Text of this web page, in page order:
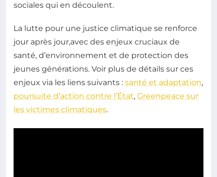
sociales qui en découlent.
La lutte pour une justice climatique se renforce
jour après jour,avec des enjeux cruciaux de
santé, d’environnement et de protection des
jeunes générations. Voir plus de détails sur ces
enjeux via les liens suivants : santé et adaptation,
poursuite d’action contre l’État, Greenpeace sur
les victimes climatiques.